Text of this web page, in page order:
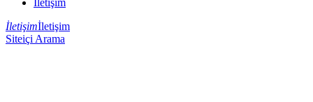
İletişim
İletişimİletişim
Siteiçi Arama